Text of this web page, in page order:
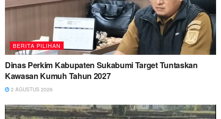
BERITA PILIHAN
Dinas Perkim Kabupaten Sukabumi Target Tuntaskan
Kawasan Kumuh Tahun 2027
2 AGUSTUS 2026